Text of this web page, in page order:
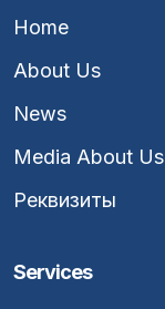
Home
About Us
News
Media About Us
Реквизиты
Services